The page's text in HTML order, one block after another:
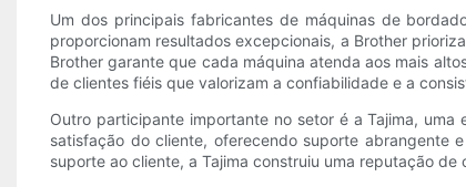
Um dos principais fabricantes de máquinas de
proporcionam resultados excepcionais, a Brother
Brother garante que cada máquina atenda aos mais
de clientes fiéis que valorizam a confiabilidade e a
Outro participante importante no setor é a Tajima,
satisfação do cliente, oferecendo suporte abrangente
suporte ao cliente, a Tajima construiu uma reputação